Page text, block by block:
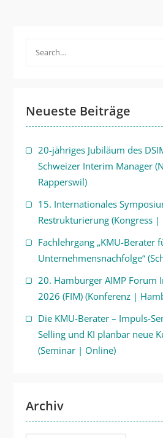
Neueste Beiträge
20-jähriges Jubiläum des
Schweizer Interim Manager
Rapperswil)
15. Internationales
Restrukturierung (Kongress |
Fachlehrgang „KMU-Berater
Unternehmensnachfolge“
20. Hamburger AIMP Forum
2026 (FIM) (Konferenz |
Die KMU-Berater – Impuls-
Selling und KI planbar neue
(Seminar | Online)
Archiv